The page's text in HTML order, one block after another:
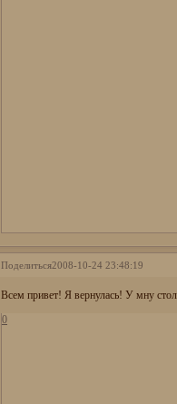
Поделиться2008-10-24 23:48:19
Всем привет! Я вернулась! У мну
0